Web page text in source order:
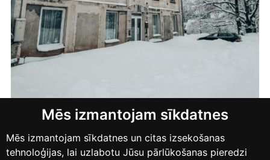
Mēs izmantojam sīkdatnes
Mēs izmantojam sīkdatnes un citas izsekošanas
tehnoloģijas, lai uzlabotu Jūsu pārlūkošanas pieredzi
PRIVĀTUMS